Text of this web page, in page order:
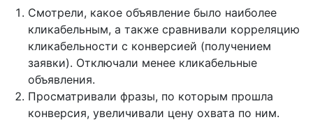
Смотрели, какое объявление было наиболее
кликабельным, а также сравнивали корреляцию
кликабельности с конверсией (получением
заявки). Отключали менее кликабельные
объявления.
Просматривали фразы, по которым прошла
конверсия, увеличивали цену охвата по ним.